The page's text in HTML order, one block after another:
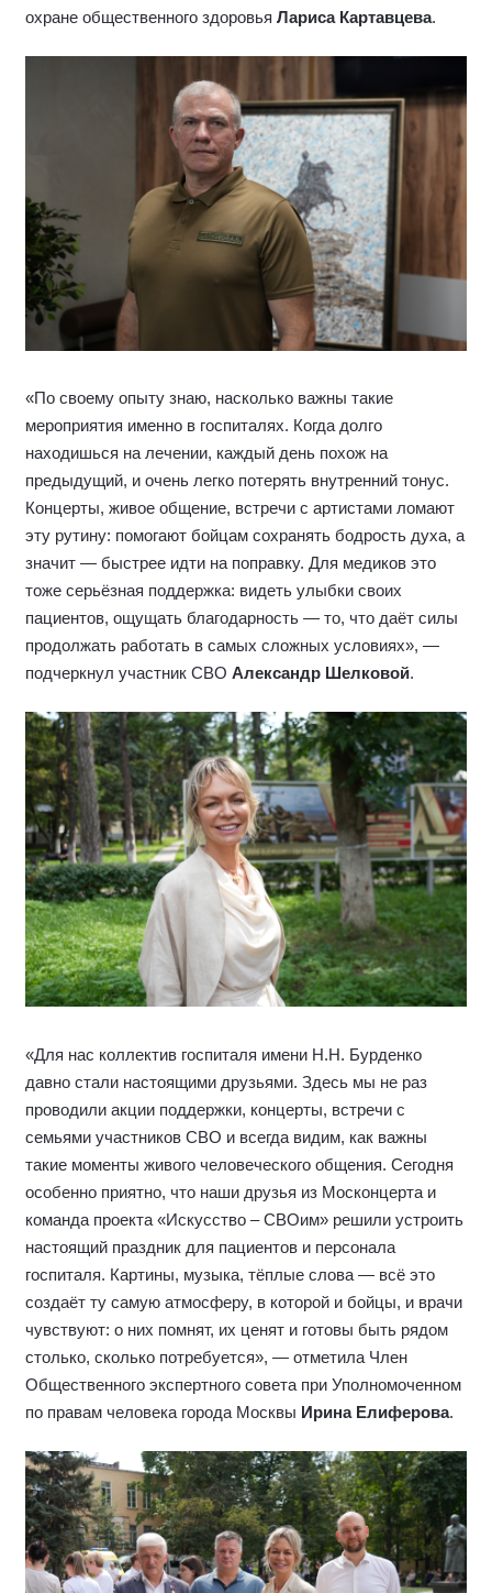
охране общественного здоровья Лариса Картавцева.
«По своему опыту знаю, насколько важны такие
мероприятия именно в госпиталях. Когда долго
находишься на лечении, каждый день похож на
предыдущий, и очень легко потерять внутренний тонус.
Концерты, живое общение, встречи с артистами ломают
эту рутину: помогают бойцам сохранять бодрость духа, а
значит — быстрее идти на поправку. Для медиков это
тоже серьёзная поддержка: видеть улыбки своих
пациентов, ощущать благодарность — то, что даёт силы
продолжать работать в самых сложных условиях», —
подчеркнул участник СВО Александр Шелковой.
«Для нас коллектив госпиталя имени Н.Н. Бурденко
давно стали настоящими друзьями. Здесь мы не раз
проводили акции поддержки, концерты, встречи с
семьями участников СВО и всегда видим, как важны
такие моменты живого человеческого общения. Сегодня
особенно приятно, что наши друзья из Москонцерта и
команда проекта «Искусство – СВОим» решили устроить
настоящий праздник для пациентов и персонала
госпиталя. Картины, музыка, тёплые слова — всё это
создаёт ту самую атмосферу, в которой и бойцы, и врачи
чувствуют: о них помнят, их ценят и готовы быть рядом
столько, сколько потребуется», — отметила Член
Общественного экспертного совета при Уполномоченном
по правам человека города Москвы Ирина Елиферова.